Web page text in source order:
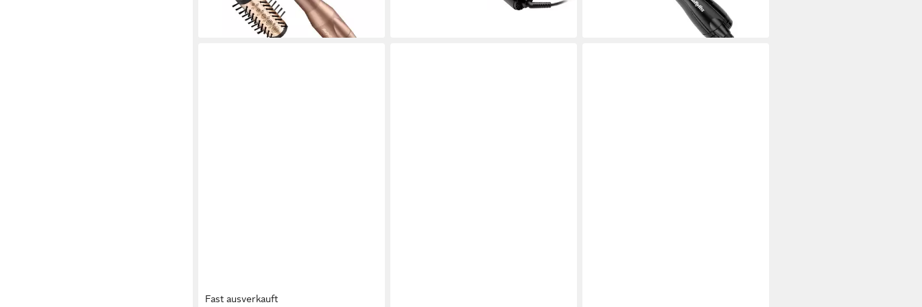
leider ausverkauft
lieferbar - in 1-2 Werktagen bei dir
Fast ausverkauft